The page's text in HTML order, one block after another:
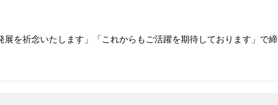
を祈念いたします」「これからもご活躍を期待しております」で締